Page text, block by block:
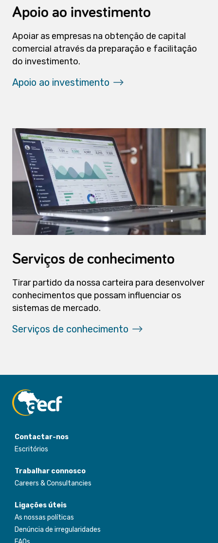
Apoio ao investimento
Apoiar as empresas na obtenção de capital
comercial através da preparação e facilitação
do investimento.
Apoio ao investimento
Serviços de conhecimento
Tirar partido da nossa carteira para desenvolver
conhecimentos que possam influenciar os
sistemas de mercado.
Serviços de conhecimento
Contactar-nos
Escritórios
Trabalhar connosco
Careers & Consultancies
Ligações úteis
As nossas políticas
Denúncia de irregularidades